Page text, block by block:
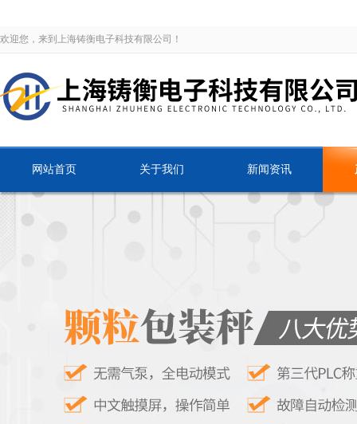
欢迎您，来到上海铸衡电子科技有限公司！
网站首页 关于我们 新闻资讯